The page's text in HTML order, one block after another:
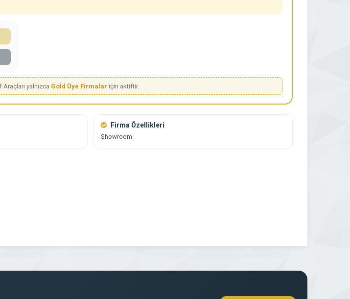
yalnızca Gold Üye Firmalar için aktiftir.
Firma Özellikleri
Showroom